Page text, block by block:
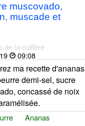
muscovado,
muscade et
de la cuillère
09:08
ma recette d'ananas
demi-sel, sucre
concassé de noix
Ananas